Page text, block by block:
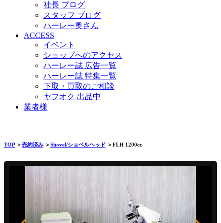
社長 ブログ
スタッフ ブログ
ハーレー奥さん
ACCESS
イベント
ショップへのアクセス
ハーレー誌 広告一覧
ハーレー誌 特集一覧
下取・買取のご相談
ヤフオク 出品中
業者様
TOP＞売約済み ＞Shovel/ショベルヘッド ＞FLH 1200cc